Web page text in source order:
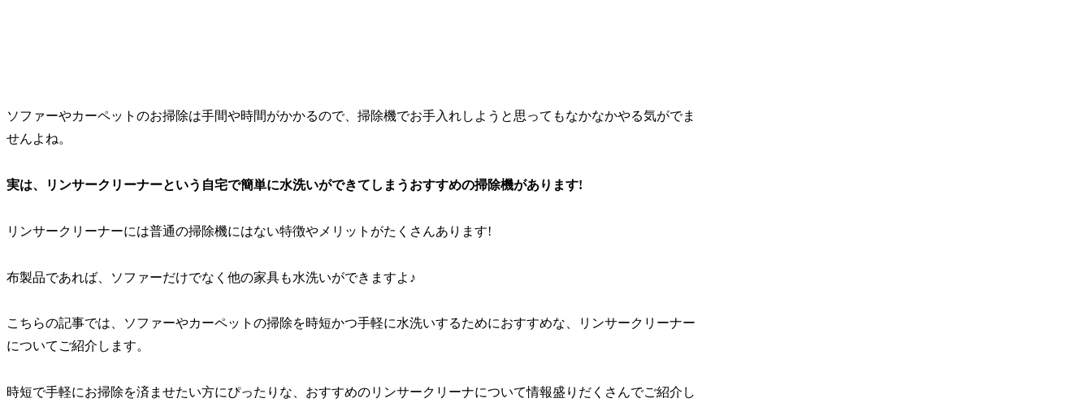
ソファーやカーペットのお掃除は手間や時間がかかるので、掃除機でお手入れしようと思ってもなかなかやる気がでま
せんよね。
実は、リンサークリーナーという自宅で簡単に水洗いができてしまうおすすめの掃除機があります!
リンサークリーナーには普通の掃除機にはない特徴やメリットがたくさんあります!
布製品であれば、ソファーだけでなく他の家具も水洗いができますよ♪
こちらの記事では、ソファーやカーペットの掃除を時短かつ手軽に水洗いするためにおすすめな、リンサークリーナー
についてご紹介します。
時短で手軽にお掃除を済ませたい方にぴったりな、おすすめのリンサークリーナについて情報盛りだくさんでご紹介し